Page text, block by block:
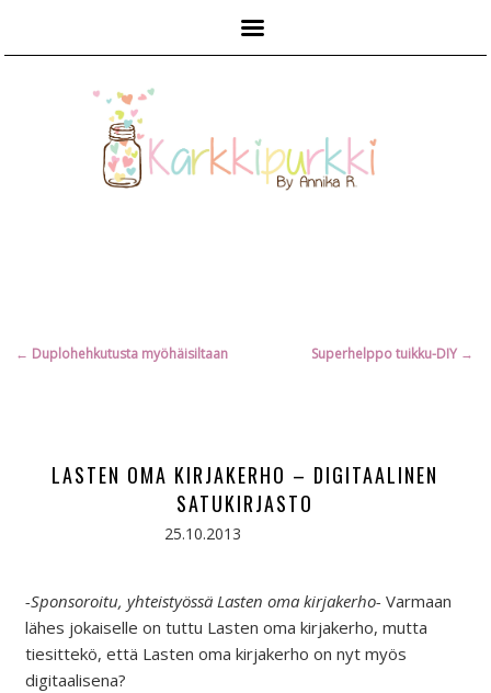
Artikkelien
← Duplohehkutusta myöhäisiltaan Superhelppo tuikku-DIY →
LASTEN OMA KIRJAKERHO – DIGITAALINEN
SATUKIRJASTO
25.10.2013
-Sponsoroitu, yhteistyössä Lasten oma kirjakerho- Varmaan
lähes jokaiselle on tuttu Lasten oma kirjakerho, mutta
tiesittekö, että Lasten oma kirjakerho on nyt myös
digitaalisena?